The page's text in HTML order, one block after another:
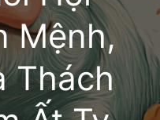
Mệnh,
Thách